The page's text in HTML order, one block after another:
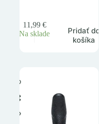
11,99 €
Na sklade
Pridať do
košíka